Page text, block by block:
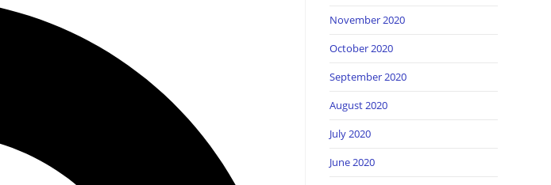
November 2020
October 2020
September 2020
August 2020
July 2020
June 2020